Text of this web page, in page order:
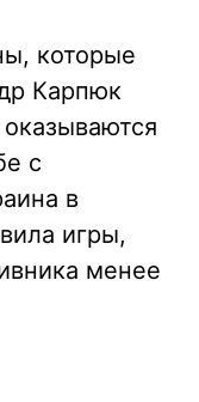
которые
Карпюк
с
в
игры,
менее